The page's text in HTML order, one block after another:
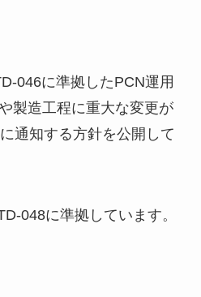
046に準拠したPCN運用
製造工程に重大な変更が
通知する方針を公開して
048に準拠しています。